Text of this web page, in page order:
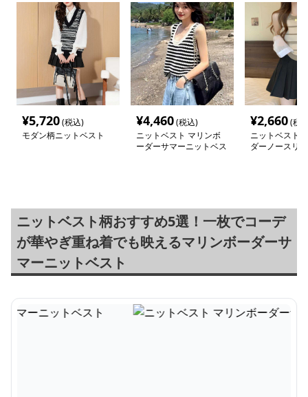
¥5,720(税込)
モダン柄ニットベスト
¥4,460(税込)
ニットベスト マリンボ
ーダーサマーニットベス
¥2,660(税
ニットベスト
ダーノースリ
ニットベスト柄おすすめ5選！一枚でコーデ
が華やぎ重ね着でも映えるマリンボーダーサ
マーニットベスト